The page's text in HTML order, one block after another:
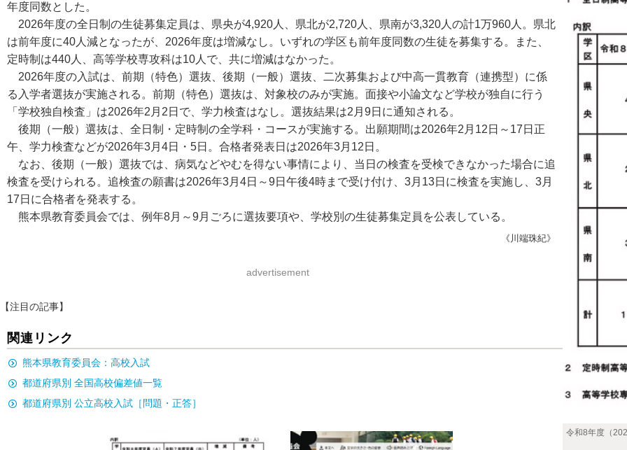
令和8年度（
年度同数とした。
2026年度の全日制の生徒募集定員は、県央が4,920人、県北が2,720人、県南が3,320人の計1万960人。県北
は前年度に40人減となったが、2026年度は増減なし。いずれの学区も前年度同数の生徒を募集する。また、
定時制は440人、高等学校専攻科は10人で、共に増減はなかった。
2026年度の入試は、前期（特色）選抜、後期（一般）選抜、二次募集および中高一貫教育（連携型）に係
る入学者選抜が実施される。前期（特色）選抜は、対象校のみが実施。面接や小論文など学校が独自に行う
「学校独自検査」は2026年2月2日で、学力検査はなし。選抜結果は2月9日に通知される。
後期（一般）選抜は、全日制・定時制の全学科・コースが実施する。出願期間は2026年2月12日～17日正
午、学力検査などが2026年3月4日・5日。合格者発表日は2026年3月12日。
なお、後期（一般）選抜では、病気などやむを得ない事情により、当日の検査を受検できなかった場合に追
検査を受けられる。追検査の願書は2026年3月4日～9日午後4時まで受け付け、3月13日に検査を実施し、3月
17日に合格者を発表する。
熊本県教育委員会では、例年8月～9月ごろに選抜要項や、学校別の生徒募集定員を公表している。
《川端珠紀》
advertisement
【注目の記事】
関連リンク
熊本県教育委員会：高校入試
都道府県別 全国高校偏差値一覧
都道府県別 公立高校入試［問題・正答］